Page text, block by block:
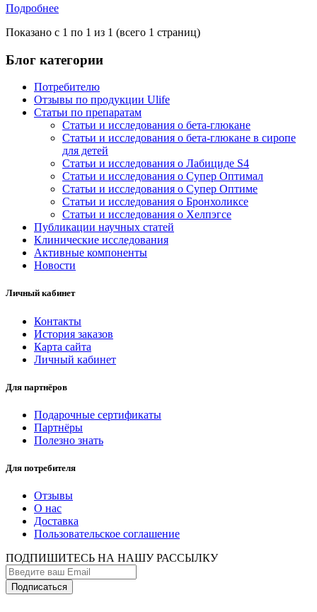
Подробнее
Показано с 1 по 1 из 1 (всего 1 страниц)
Блог категории
Потребителю
Отзывы по продукции Ulife
Статьи по препаратам
Статьи и исследования о бета-глюкане
Статьи и исследования о бета-глюкане в сиропе
для детей
Статьи и исследования о Лабициде S4
Статьи и исследования о Супер Оптимал
Статьи и исследования о Супер Оптиме
Статьи и исследования о Бронхоликсе
Статьи и исследования о Хелпэгсе
Публикации научных статей
Клинические исследования
Активные компоненты
Новости
Личный кабинет
Контакты
История заказов
Карта сайта
Личный кабинет
Для партнёров
Подарочные сертификаты
Партнёры
Полезно знать
Для потребителя
Отзывы
О нас
Доставка
Пользовательское соглашение
ПОДПИШИТЕСЬ НА НАШУ РАССЫЛКУ